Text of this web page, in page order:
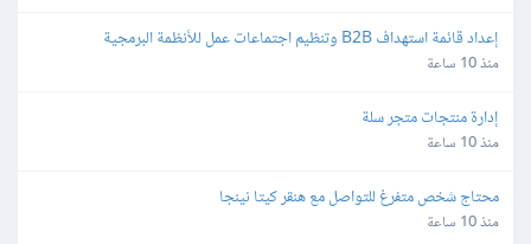
إعداد قائمة استهداف B2B وتنظيم اجتماعات عمل للأنظمة البرمجية
منذ 10 ساعة
إدارة منتجات متجر سلة
منذ 10 ساعة
محتاج شخص متفرغ للتواصل مع هنقر كيتا نينجا
منذ 10 ساعة